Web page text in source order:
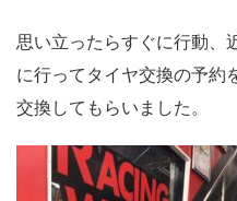
思い立ったらすぐに行動、
に行ってタイヤ交換の予約
交換してもらいました。